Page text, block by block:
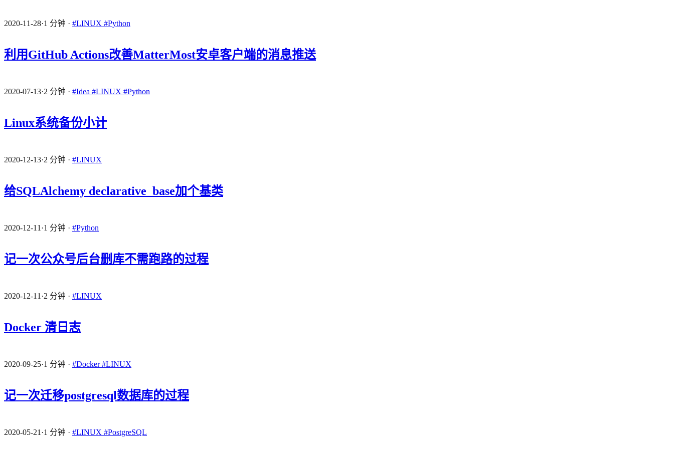
2020-11-28·1 分钟 · #LINUX #Python
利用GitHub Actions改善MatterMost安卓客户端的消息推送
2020-07-13·2 分钟 · #Idea #LINUX #Python
Linux系统备份小计
2020-12-13·2 分钟 · #LINUX
给SQLAlchemy declarative_base加个基类
2020-12-11 ·1 分钟 · #Python
记一次公众号后台删库不需跑路的过程
2020-12-11 ·2 分钟 · #LINUX
Docker 清日志
2020-09-25·1 分钟 · #Docker#LINUX
记一次迁移postgresql数据库的过程
2020-05-21 ·1 分钟 · #LINUX #PostgreSQL